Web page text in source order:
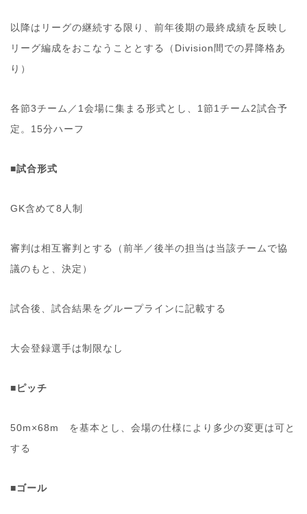
以降はリーグの継続する限り、前年後期の最終成績を反映し
リーグ編成をおこなうこととする（Division間での昇降格あ
り）
各節3チーム／1会場に集まる形式とし、1節1チーム2試合予
定。15分ハーフ
■試合形式
GK含めて8人制
審判は相互審判とする（前半／後半の担当は当該チームで協
議のもと、決定）
試合後、試合結果をグループラインに記載する
大会登録選手は制限なし
■ピッチ
50m×68m を基本とし、会場の仕様により多少の変更は可と
する
■ゴール